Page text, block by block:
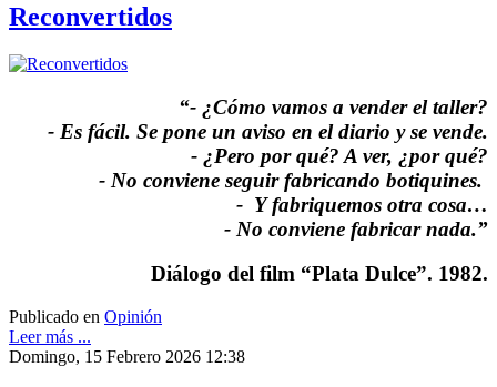
Reconvertidos
“- ¿Cómo vamos a vender el taller?
- Es fácil. Se pone un aviso en el diario y se vende.
- ¿Pero por qué? A ver, ¿por qué?
- No conviene seguir fabricando botiquines.
- Y fabriquemos otra cosa…
- No conviene fabricar nada.”
Diálogo del film “Plata Dulce”. 1982.
Publicado en Opinión
Leer más ...
Domingo, 15 Febrero 2026 12:38